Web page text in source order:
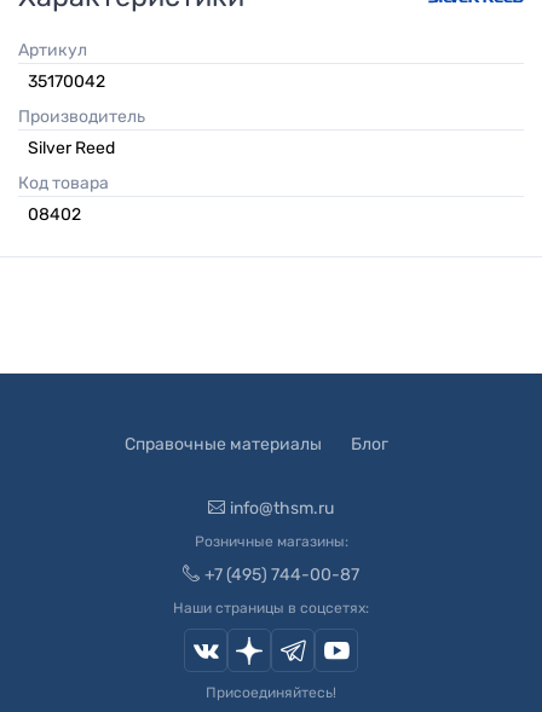
Артикул
35170042
Производитель
Silver Reed
Код товара
08402
Справочные материалы Блог
info@thsm.ru
Розничные магазины:
+7 (495) 744-00-87
Наши страницы в соцсетях:
Присоединяйтесь!